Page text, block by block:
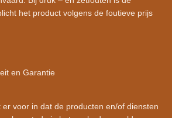
het product volgens de foutieve prijs
en Garantie
voor in dat de producten en/of diensten